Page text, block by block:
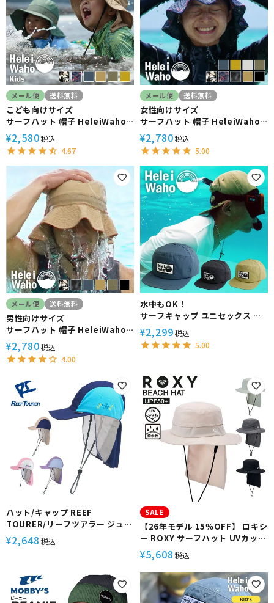
メール便 送料無料
こども向けサイズ
サーフハット 帽子 HeleiWaho
ヘレイワホ UVカット 水陸両用 撥
水 抗菌 熱中症予防
¥2,580税込
4.67
メール便 送料無料
女性向けサイズ
サーフハット 帽子 HeleiWaho/
ヘレイワホ UVカット 水陸両用 撥
水 抗菌 熱中症予防
¥2,780税込
5.00
メール便 送料無料
男性向けサイズ
サーフハット 帽子 HeleiWaho/
ヘレイワホ UVカット 水陸両用 撥
水 抗菌 熱中症予防
¥2,780税込
4.00
水中もOK！
サーフキャップ ユニセックス メ
ンズ レディース HeleiWaho ヘ
レイワホ UVカット サーフィン シ
ュノーケリング ダイビング 水陸
¥2,299税込
5.00
ハット/キャップ REEF
TOURER/リーフツアラー ジュニ
ア UV キャップ RA5006
¥2,648 税込
SALE
【26年モデル 15％OFF】 ロキシ
ー ROXY サーフハット UVカット
UPF50+ 撥水 軽量 日焼け対策 海
ビーチ プール サーフィン WR UV
WATER BEACH HAT
RSA261712
¥5,608 税込